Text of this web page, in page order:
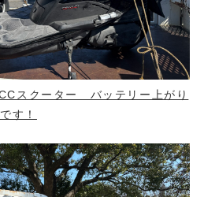
スクーター バッテリー上がり
す！